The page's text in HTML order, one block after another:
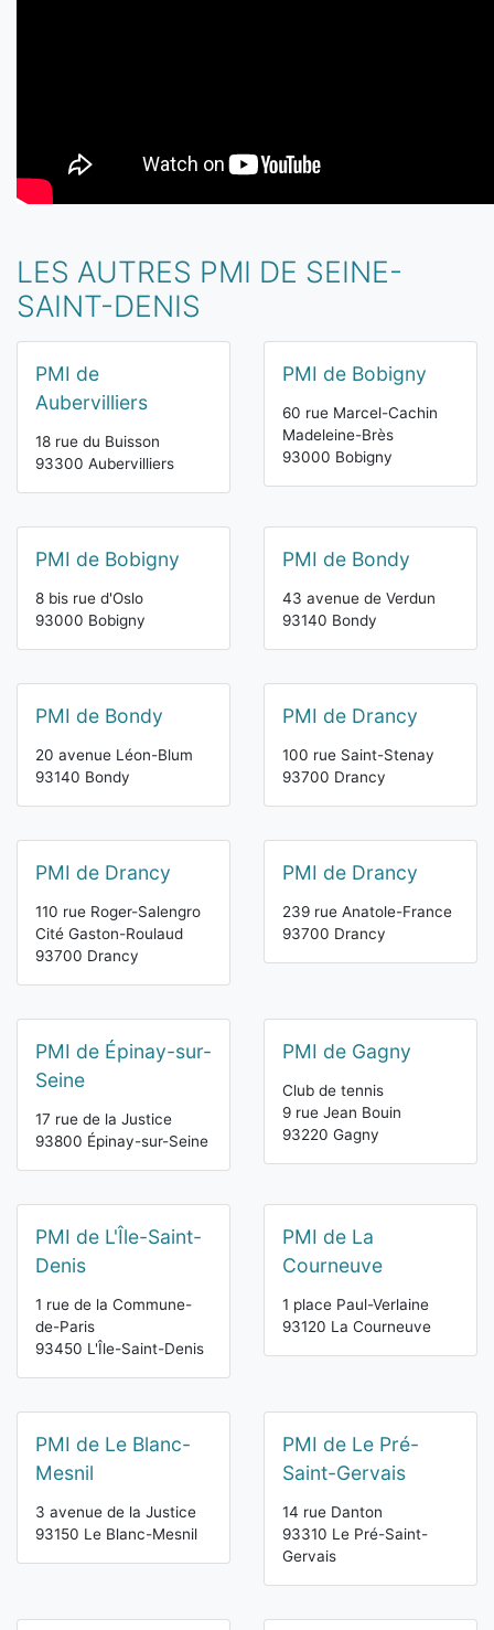
LES AUTRES PMI DE SEINE-
SAINT-DENIS
PMI de
Aubervilliers
18 rue du Buisson
93300 Aubervilliers
PMI de Bobigny
60 rue Marcel-Cachin
Madeleine-Brès
93000 Bobigny
PMI de Bobigny
8 bis rue d'Oslo
93000 Bobigny
PMI de Bondy
43 avenue de Verdun
93140 Bondy
PMI de Bondy
20 avenue Léon-Blum
93140 Bondy
PMI de Drancy
100 rue Saint-Stenay
93700 Drancy
PMI de Drancy
110 rue Roger-Salengro
Cité Gaston-Roulaud
93700 Drancy
PMI de Drancy
239 rue Anatole-France
93700 Drancy
PMI de Épinay-sur-
Seine
17 rue de la Justice
93800 Épinay-sur-Seine
PMI de Gagny
Club de tennis
9 rue Jean Bouin
93220 Gagny
PMI de L'Île-Saint-
Denis
1 rue de la Commune-
de-Paris
93450 L'Île-Saint-Denis
PMI de La
Courneuve
1 place Paul-Verlaine
93120 La Courneuve
PMI de Le Blanc-
Mesnil
3 avenue de la Justice
93150 Le Blanc-Mesnil
PMI de Le Pré-
Saint-Gervais
14 rue Danton
93310 Le Pré-Saint-
Gervais